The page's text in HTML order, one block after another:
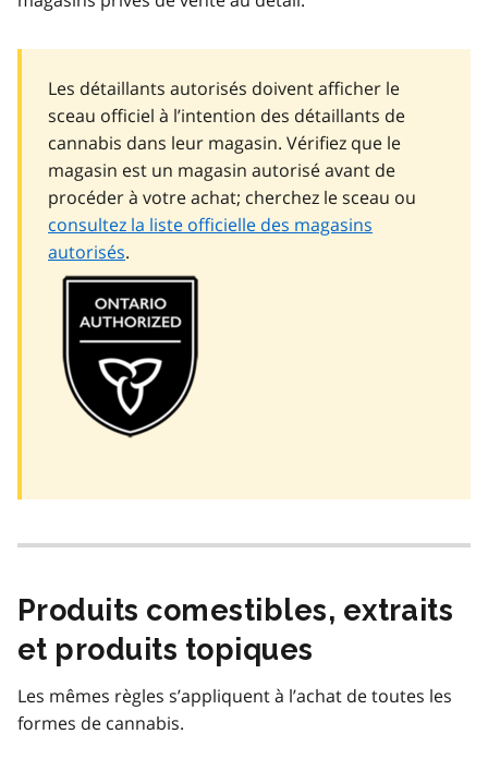
Les détaillants autorisés doivent afficher le
sceau officiel à l’intention des détaillants de
cannabis dans leur magasin. Vérifiez que le
magasin est un magasin autorisé avant de
procéder à votre achat; cherchez le sceau ou
consultez la liste officielle des magasins
autorisés.
Produits comestibles, extraits
et produits topiques
Les mêmes règles s’appliquent à l’achat de toutes les
formes de cannabis.